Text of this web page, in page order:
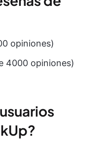
opiniones)
4000 opiniones)